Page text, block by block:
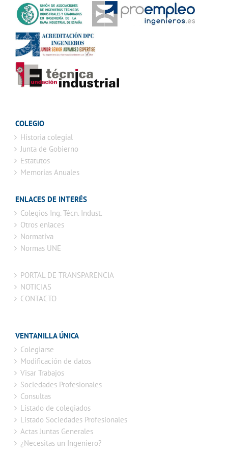
COLEGIO
Historia colegial
Junta de Gobierno
Estatutos
Memorias Anuales
ENLACES DE INTERÉS
Colegios Ing. Técn. Indust.
Otros enlaces
Normativa
Normas UNE
PORTAL DE TRANSPARENCIA
NOTICIAS
CONTACTO
VENTANILLA ÚNICA
Colegiarse
Modificación de datos
Visar Trabajos
Sociedades Profesionales
Consultas
Listado de colegiados
Listado Sociedades Profesionales
Actas Juntas Generales
¿Necesitas un Ingeniero?